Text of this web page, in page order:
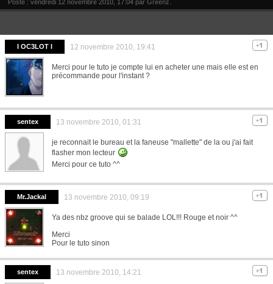
Posté : vendredi 12 novembre 2010, 17:04 par Greenz
I OC3LOT I 12 novembre 2010, 19:41
Merci pour le tuto je compte lui en acheter une mais elle est en
précommande pour l'instant ?
sentex 13 novembre 2010, 01:31
je reconnait le bureau et la faneuse "mallette" de la ou j'ai fait
flasher mon lecteur
Merci pour ce tuto ^^
Mr.Jackal 13 novembre 2010, 09:19
Ya des nbz groove qui se balade LOL!!! Rouge et noir ^^
Merci
Pour le tuto sinon
sentex 13 novembre 2010, 14:21